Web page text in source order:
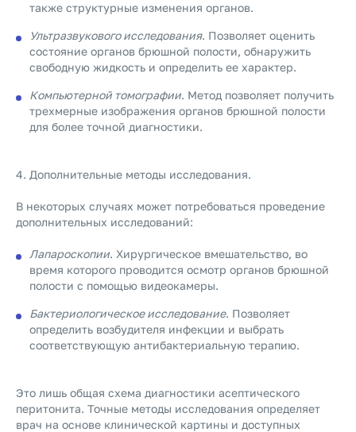
также структурные изменения органов.
Ультразвукового исследования. Позволяет оценить
состояние органов брюшной полости, обнаружить
свободную жидкость и определить ее характер.
Компьютерной томографии. Метод позволяет получить
трехмерные изображения органов брюшной полости
для более точной диагностики.
4. Дополнительные методы исследования.
В некоторых случаях может потребоваться проведение
дополнительных исследований:
Лапароскопии. Хирургическое вмешательство, во
время которого проводится осмотр органов брюшной
полости с помощью видеокамеры.
Бактериологическое исследование. Позволяет
определить возбудителя инфекции и выбрать
соответствующую антибактериальную терапию.
Это лишь общая схема диагностики асептического
перитонита. Точные методы исследования определяет
врач на основе клинической картины и доступных